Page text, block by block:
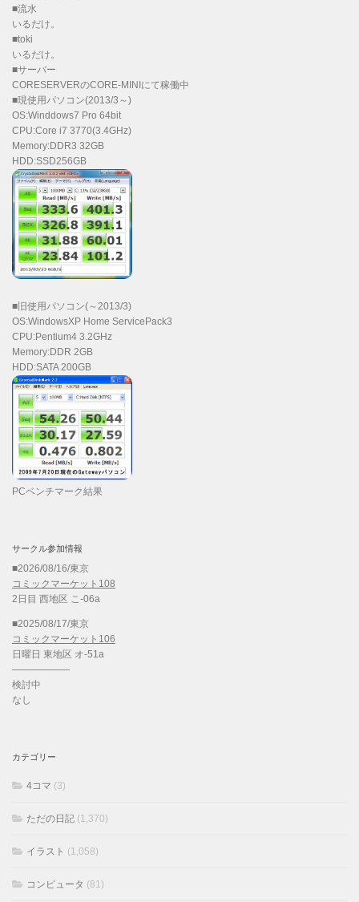
■流水
いるだけ。
■toki
いるだけ。
■サーバー
CORESERVERのCORE-MINIにて稼働中
■現使用パソコン(2013/3～)
OS:Winddows7 Pro 64bit
CPU:Core i7 3770(3.4GHz)
Memory:DDR3 32GB
HDD:SSD256GB
■旧使用パソコン(～2013/3)
OS:WindowsXP Home ServicePack3
CPU:Pentium4 3.2GHz
Memory:DDR 2GB
HDD:SATA 200GB
PCベンチマーク結果
サークル参加情報
■2026/08/16/東京
コミックマーケット108
2日目 西地区 こ-06a
■2025/08/17/東京
コミックマーケット106
日曜日 東地区 オ-51a
——————
検討中
なし
カテゴリー
4コマ (3)
ただの日記 (1,370)
イラスト (1,058)
コンピュータ (81)